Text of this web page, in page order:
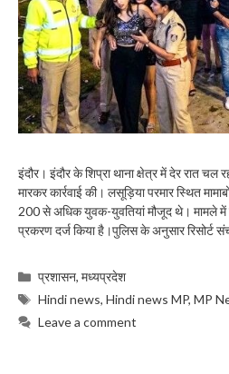
इंदौर। इंदौर के शिप्रा थाना क्षेत्र में देर रात चल
मारकर कार्रवाई की। लसूड़िया परमार स्थित
200 से अधिक युवक-युवतियां मौजूद थे। मामले में
प्रकरण दर्ज किया है।पुलिस के अनुसार रिसोर्ट
Categories
प्रशासन,मध्यप्रदेश
Tags
Hindi news,Hindi news MP,MP
Leave a comment